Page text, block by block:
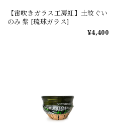
【宙吹きガラス工房虹】土紋ぐい
のみ 紫 [琉球ガラス]
¥4,400